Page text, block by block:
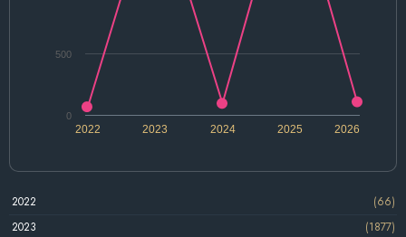
2022 2024 2026
2023 2025
0
500
2022
(66)
2023
(1877)